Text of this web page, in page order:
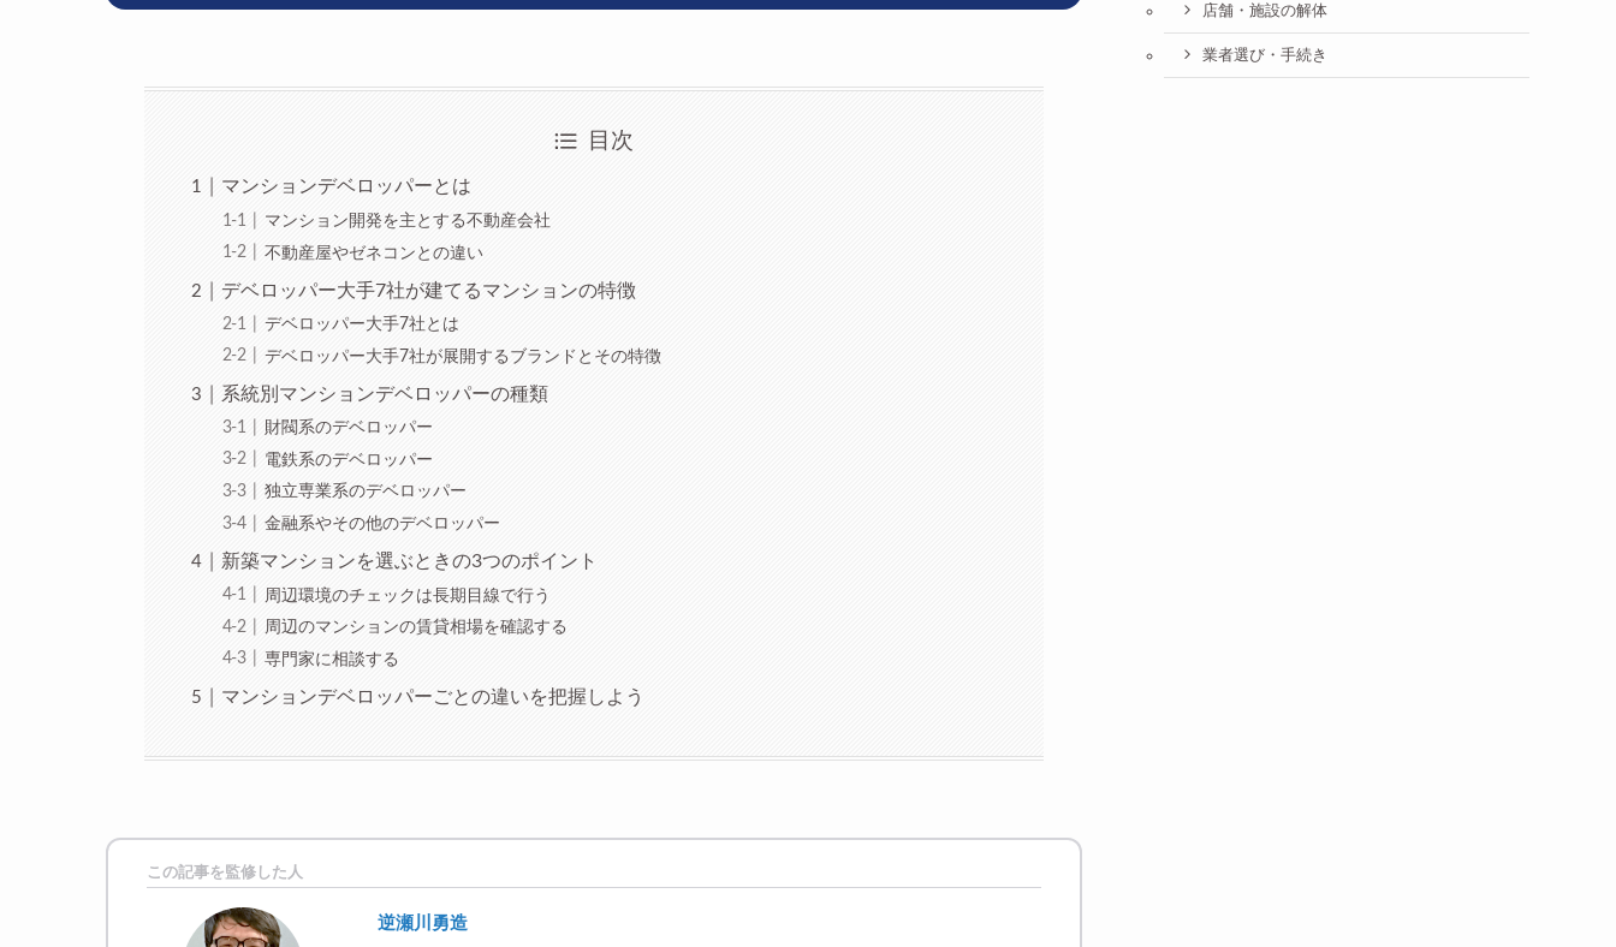
目次
マンションデベロッパーとは
マンション開発を主とする不動産会社
不動産屋やゼネコンとの違い
デベロッパー大手7社が建てるマンションの特徴
デベロッパー大手7社とは
デベロッパー大手7社が展開するブランドとその特徴
系統別マンションデベロッパーの種類
財閥系のデベロッパー
電鉄系のデベロッパー
独立専業系のデベロッパー
金融系やその他のデベロッパー
新築マンションを選ぶときの3つのポイント
周辺環境のチェックは長期目線で行う
周辺のマンションの賃貸相場を確認する
専門家に相談する
マンションデベロッパーごとの違いを把握しよう
この記事を監修した人
逆瀬川勇造
店舗・施設の解体
業者選び・手続き